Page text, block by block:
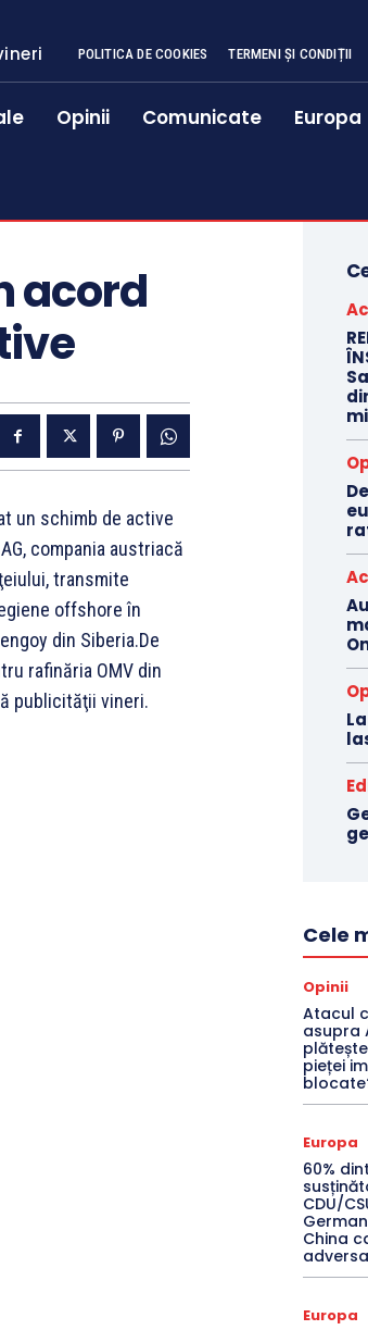
POLITICA DE COOKIES TERMENI ȘI CONDIȚII
Opinii Comunicate Europa
acord
un schimb de active
compania austriacă
transmite
offshore în
din Siberia.De
rafinăria OMV din
publicităţii vineri.
Cele
Opinii
Atacul
asupra
pieței
Europa
60%
CDU/
China
Europa